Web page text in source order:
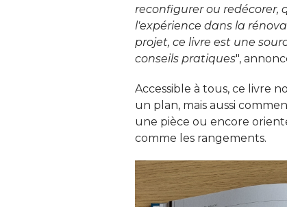
reconfigurer ou redécorer,
l'expérience dans la
projet, ce livre est une
conseils pratiques",
Accessible à tous, ce livre
un plan, mais aussi
une pièce ou encore
comme les rangements.